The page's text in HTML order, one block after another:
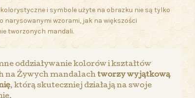
i symbole użyte na obrazku nie są tylko
narysowanymi wzorami, jak na większości
tworzonych mandali.
oddziaływanie kolorów i kształtów
na Żywych mandalachtworzy wyjątkową
, którą skuteczniej działają na swoje